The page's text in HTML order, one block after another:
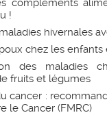
compléments
!
hivernales
chez les
des maladies
fruits et légumes
cancer :
le Cancer (FMRC)